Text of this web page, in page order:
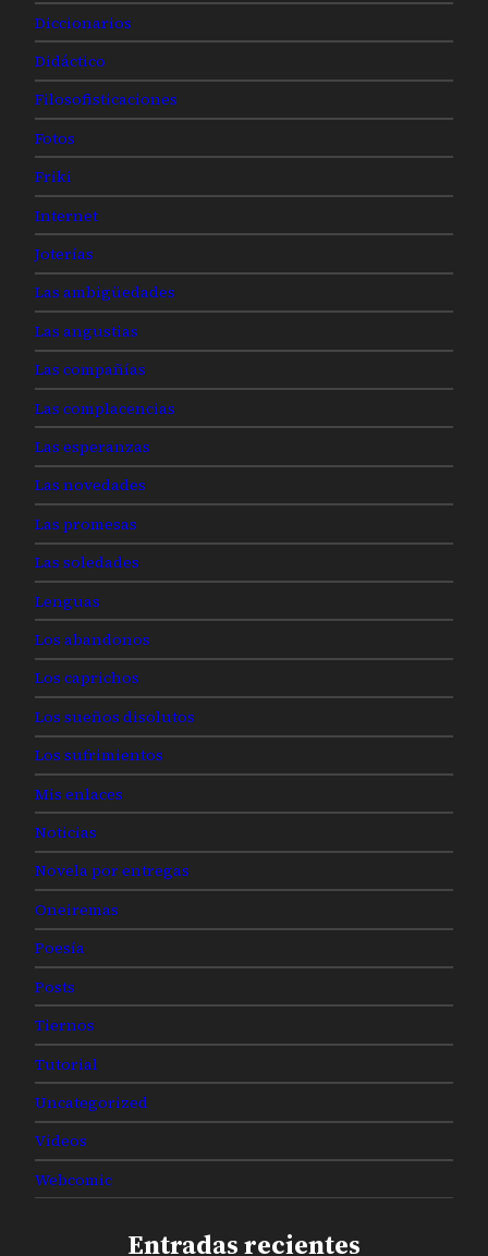
Diccionarios
Didáctico
Filosofisticaciones
Fotos
Friki
Internet
Joterías
Las ambigüedades
Las angustias
Las compañías
Las complacencias
Las esperanzas
Las novedades
Las promesas
Las soledades
Lenguas
Los abandonos
Los caprichos
Los sueños disolutos
Los sufrimientos
Mis enlaces
Noticias
Novela por entregas
Oneiremas
Poesía
Posts
Tiernos
Tutorial
Uncategorized
Videos
Webcomic
Entradas recientes